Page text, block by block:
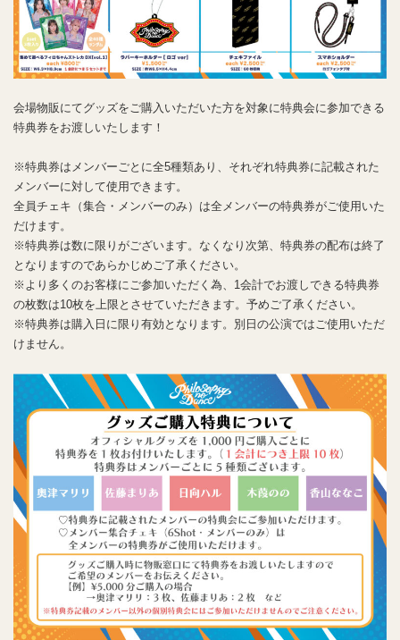
会場物販にてグッズをご購入いただいた方を対象に特典会に参加できる
特典券をお渡しいたします！
※特典券はメンバーごとに全5種類あり、それぞれ特典券に記載された
メンバーに対して使用できます。
全員チェキ（集合・メンバーのみ）は全メンバーの特典券がご使用いた
だけます。
※特典券は数に限りがございます。なくなり次第、特典券の配布は終了
となりますのであらかじめご了承ください。
※より多くのお客様にご参加いただく為、1会計でお渡しできる特典券
の枚数は10枚を上限とさせていただきます。予めご了承ください。
※特典券は購入日に限り有効となります。別日の公演ではご使用いただ
けません。